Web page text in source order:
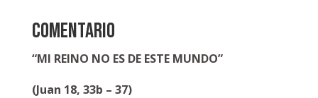
COMENTARIO
“MI REINO NO ES DE ESTE MUNDO”
(Juan 18, 33b – 37)